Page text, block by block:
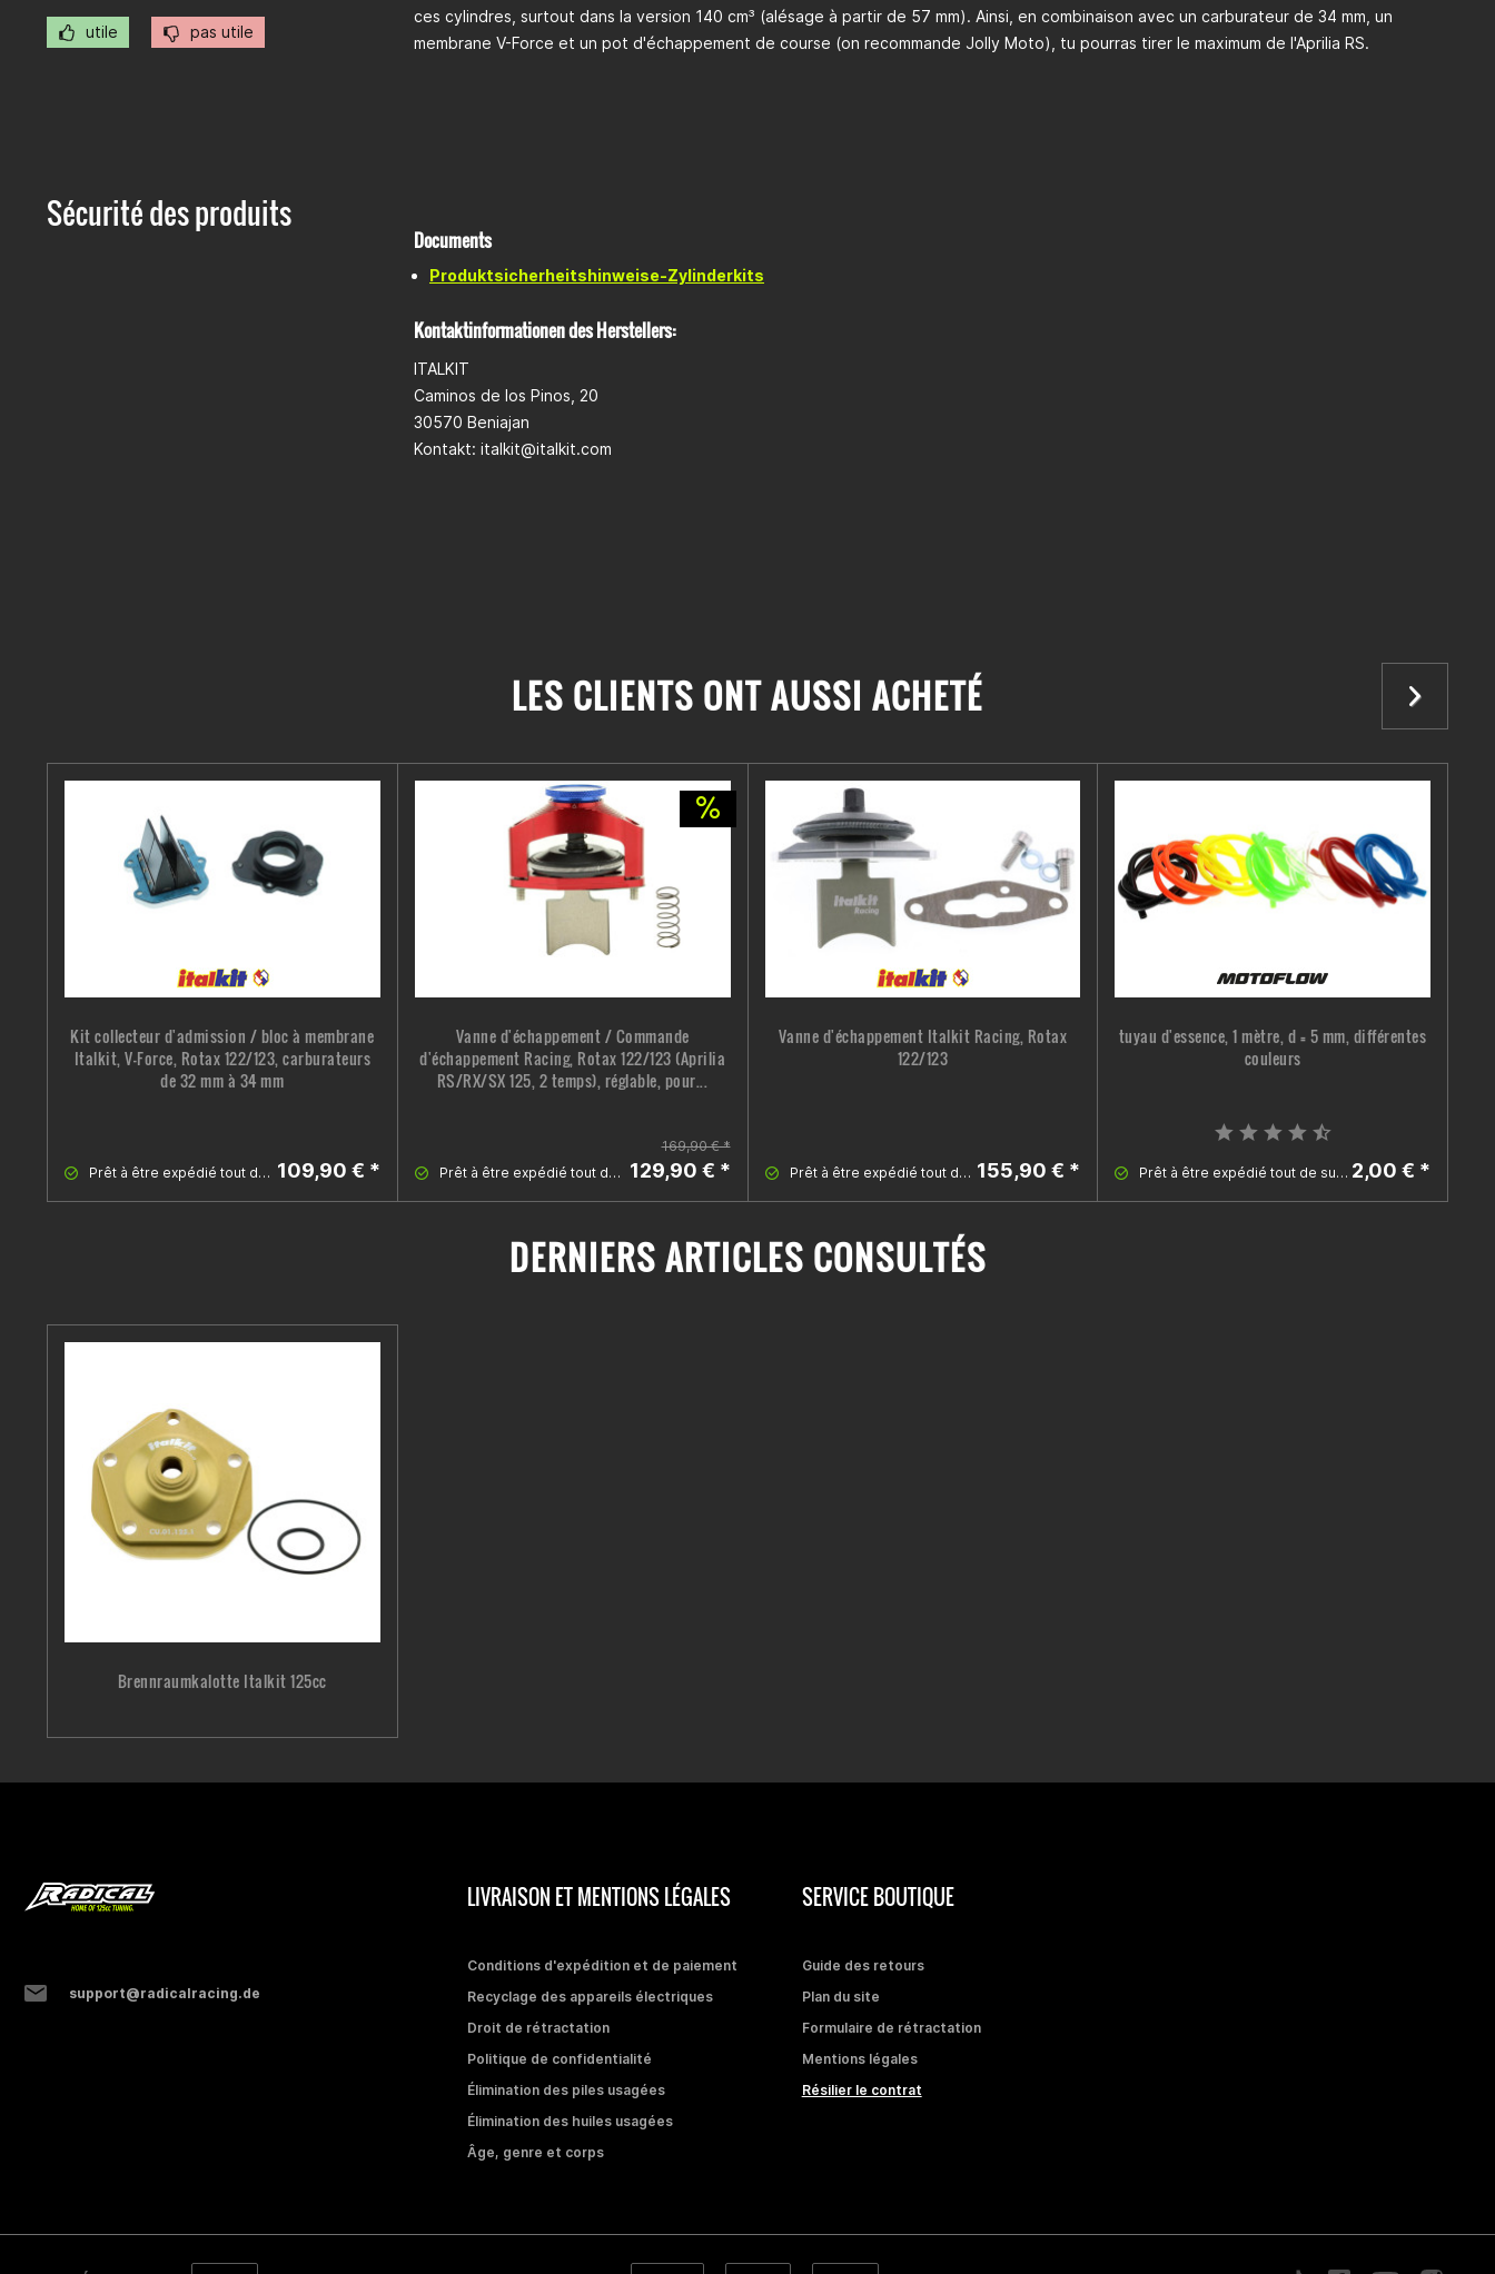
utile pas utile
ces cylindres, surtout dans la version 140 cm³ (alésage à partir de 57 mm). Ainsi, en combinaison avec un carburateur de 34 mm, un
membrane V-Force et un pot d'échappement de course (on recommande Jolly Moto), tu pourras tirer le maximum de l'Aprilia RS.
Sécurité des produits
Documents
Produktsicherheitshinweise-Zylinderkits
Kontaktinformationen des Herstellers:
ITALKIT
Caminos de los Pinos, 20
30570 Beniajan
Kontakt: italkit@italkit.com
LES CLIENTS ONT AUSSI ACHETÉ
Kit collecteur d'admission / bloc à membrane
Italkit, V-Force, Rotax 122/123, carburateurs
de 32 mm à 34 mm
Prêt à être expédié tout de suite 109,90 € *
Vanne d'échappement / Commande
d'échappement Racing, Rotax 122/123 (Aprilia
RS/RX/SX 125, 2 temps), réglable, pour...
Prêt à être expédié tout de suite
169,90 € *
129,90 € *
Vanne d'échappement Italkit Racing, Rotax
122/123
Prêt à être expédié tout de suite 155,90 € *
tuyau d'essence, 1 mètre, d = 5 mm, différentes
couleurs
Prêt à être expédié tout de suite 2,00 € *
DERNIERS ARTICLES CONSULTÉS
Brennraumkalotte Italkit 125cc
support@radicalracing.de
LIVRAISON ET MENTIONS LÉGALES
Conditions d'expédition et de paiement
Recyclage des appareils électriques
Droit de rétractation
Politique de confidentialité
Élimination des piles usagées
Élimination des huiles usagées
Âge, genre et corps
SERVICE BOUTIQUE
Guide des retours
Plan du site
Formulaire de rétractation
Mentions légales
Résilier le contrat